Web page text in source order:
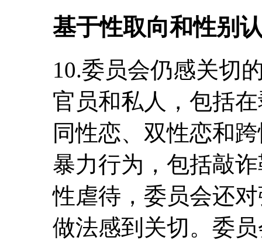
基于性取向和性别
10.委员会仍感关切
官员和私人，包括
同性恋、双性恋和
暴力行为，包括敲
性虐待，委员会还
做法感到关切。委